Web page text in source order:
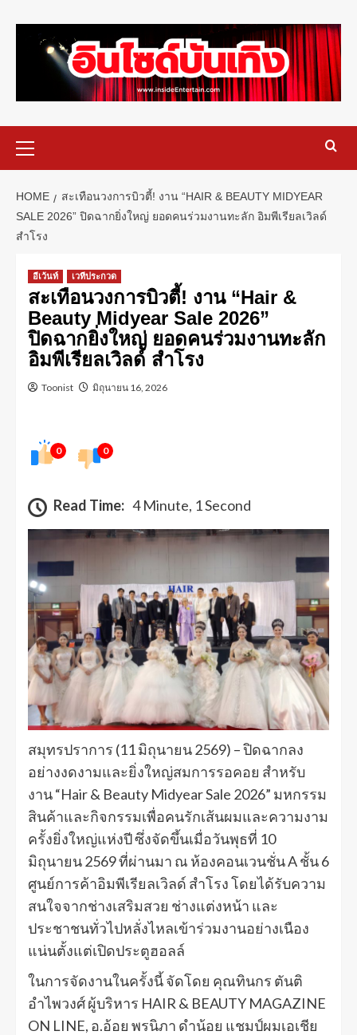
HOME
สะเทือนวงการบิวตี้! งาน “HAIR & BEAUTY MIDYEAR
SALE 2026” ปิดฉากยิ่งใหญ่ ยอดคนร่วมงานทะลัก อิมพีเรียลเวิลด์
สำโรง
อีเว้นท์ เวทีประกวด
สะเทือนวงการบิวตี้! งาน “Hair &
Beauty Midyear Sale 2026”
ปิดฉากยิ่งใหญ่ ยอดคนร่วมงานทะลัก
อิมพีเรียลเวิลด์ สำโรง
Toonist มิถุนายน 16, 2026
0 0
Read Time: 4 Minute, 1 Second
สมุทรปราการ (11 มิถุนายน 2569) – ปิดฉากลง
อย่างงดงามและยิ่งใหญ่สมการรอคอย สำหรับ
งาน “Hair & Beauty Midyear Sale 2026” มหกรรม
สินค้าและกิจกรรมเพื่อคนรักเส้นผมและความงาม
ครั้งยิ่งใหญ่แห่งปี ซึ่งจัดขึ้นเมื่อวันพุธที่ 10
มิถุนายน 2569 ที่ผ่านมา ณ ห้องคอนเวนชั่น A ชั้น 6
ศูนย์การค้าอิมพีเรียลเวิลด์ สำโรง โดยได้รับความ
สนใจจากช่างเสริมสวย ช่างแต่งหน้า และ
ประชาชนทั่วไปหลั่งไหลเข้าร่วมงานอย่างเนือง
แน่นตั้งแต่เปิดประตูฮอลล์
ในการจัดงานในครั้งนี้ จัดโดย คุณทินกร ตันติ
อำไพวงศ์ ผู้บริหาร HAIR & BEAUTY MAGAZINE
ON LINE, อ.อ้อย พรนิภา ดำน้อย แชมป์ผมเอเชีย